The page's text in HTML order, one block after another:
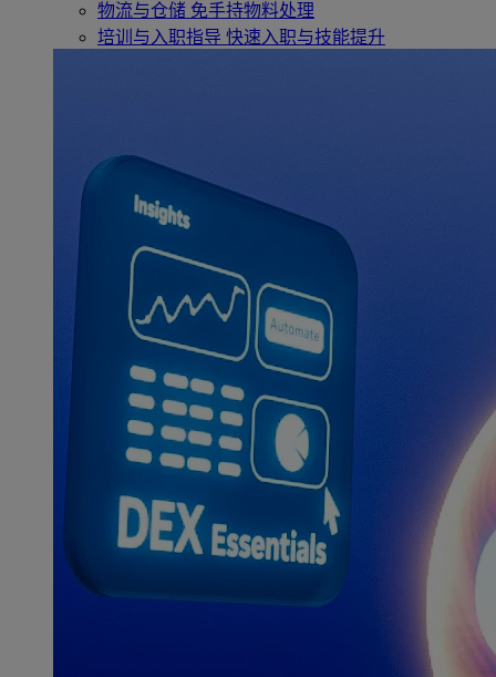
物流与仓储 免手持物料处理
培训与入职指导 快速入职与技能提升